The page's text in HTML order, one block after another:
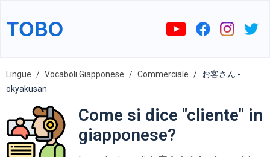
Lingue Vocaboli Giapponese Commerciale
お客さん -
okyakusan
Come si dice "cliente" in
giapponese?